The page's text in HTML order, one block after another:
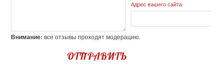
Адрес вашего сайта:
Внимание: все отзывы проходят модерацию.
ОТПРАВИТЬ